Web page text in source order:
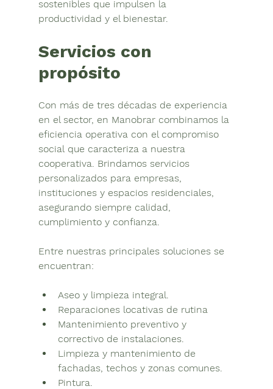
sostenibles que impulsen la
productividad y el bienestar.
Servicios con
propósito
Con más de tres décadas de experiencia
en el sector, en Manobrar combinamos la
eficiencia operativa con el compromiso
social que caracteriza a nuestra
cooperativa. Brindamos servicios
personalizados para empresas,
instituciones y espacios residenciales,
asegurando siempre calidad,
cumplimiento y confianza.
Entre nuestras principales soluciones se
encuentran:
Aseo y limpieza integral.
Reparaciones locativas de rutina
Mantenimiento preventivo y
correctivo de instalaciones.
Limpieza y mantenimiento de
fachadas, techos y zonas comunes.
Pintura.